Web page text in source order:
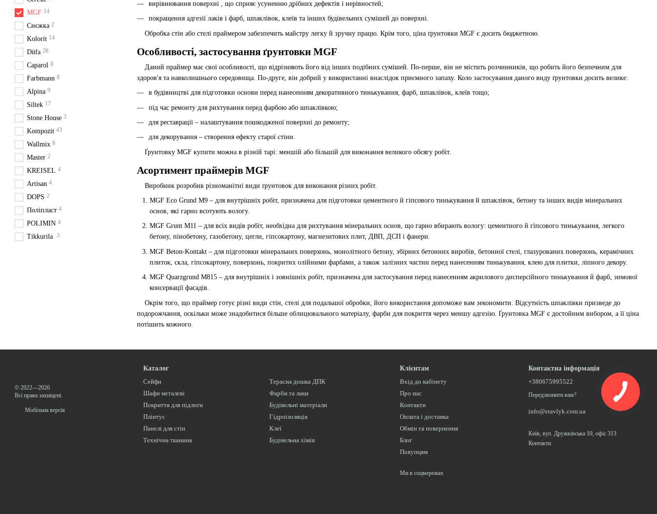
вирівнювання поверхні , що сприяє усуненню дрібних дефектів і нерівностей;
покращення адгезії лаків і фарб, шпаклівок, клеїв та інших будівельних сумішей до поверхні.
Обробка стін або стелі праймером забезпечить майстру легку й зручну працю. Крім того, ціна ґрунтовки MGF є досить бюджетною.
Особливості, застосування ґрунтовки MGF
Даний праймер має свої особливості, що відрізняють його від інших подібних сумішей. По-перше, він не містить розчинників, що робить його безпечним для
здоров'я та навколишнього середовища. По-друге, він добрий у використанні внаслідок приємного запаху. Коло застосування даного виду ґрунтовки досить велике:
в будівництві для підготовки основи перед нанесенням декоративного тинькування, фарб, шпаклівок, клеїв тощо;
під час ремонту для рихтування перед фарбою або шпаклівкою;
для реставрації – налаштування пошкодженої поверхні до ремонту;
для декорування – створення ефекту старої стіни.
Ґрунтовку MGF купити можна в різній тарі: меншій або більшій для виконання великого обсягу робіт.
Асортимент праймерів MGF
Виробник розробив різноманітні види ґрунтовок для виконання різних робіт.
MGF Eco Grund M9 – для внутрішніх робіт, призначена для підготовки цементного й гіпсового тинькування й шпаклівок, бетону та інших видів мінеральних
основ, які гарно всотують вологу.
MGF Grunt M11 – для всіх видів робіт, необхідна для рихтування мінеральних основ, що гарно вбирають вологу: цементного й гіпсового тинькування, легкого
бетону, пінобетону, газобетону, цегли, гіпсокартону, магнезитових плит, ДВП, ДСП і фанери.
MGF Beton-Kontakt – для підготовки мінеральних поверхонь, монолітного бетону, збірних бетонних виробів, бетонної стелі, глазурованих поверхонь, керамічних
плиток, скла, гіпсокартону, поверхонь, покритих олійними фарбами, а також залізних частин перед нанесенням тинькування, клею для плитки, ліпного декору.
MGF Quarzgrund M815 – для внутрішніх і зовнішніх робіт, призначена для застосування перед нанесенням акрилового дисперсійного тинькування й фарб, зимової
консервації фасадів.
Окрім того, що праймер готує різні види стін, стелі для подальшої обробки, його використання допоможе вам зекономити. Відсутність шпаклівки призведе до
подорожчання, оскільки може знадобитися більше облицювального матеріалу, фарби для покриття через меншу адгезію. Ґрунтовка MGF є достойним вибором, а її ціна
потішить кожного.
MGF 14
Снєжка 2
Kolorit 14
Düfa 28
Caparol 8
Farbmann 8
Alpina 9
Siltek 17
Stone House 3
Kompozit 43
Wallmix 8
Master 2
KREISEL 4
Artisan 4
DOPS 2
Поліпласт 4
POLIMIN 4
Tikkurila 3
© 2022—2026
Всі права захищені.
Мобільна версія
Каталог
Сейфи
Шафи металеві
Покриття для підлоги
Плінтус
Панелі для стін
Технічна тканина
Терасна дошка ДПК
Фарби та лаки
Будівельні матеріали
Гідроізоляція
Клеї
Будівельна хімія
Клієнтам
Вхід до кабінету
Про нас
Контакти
Оплата і доставка
Обмін та повернення
Блог
Покупцям
Ми в соцмережах
Контактна інформація
+380675995522
Передзвонити вам?
info@eravlyk.com.ua
Київ, вул. Дружківська 10, офіс 313
Контакти